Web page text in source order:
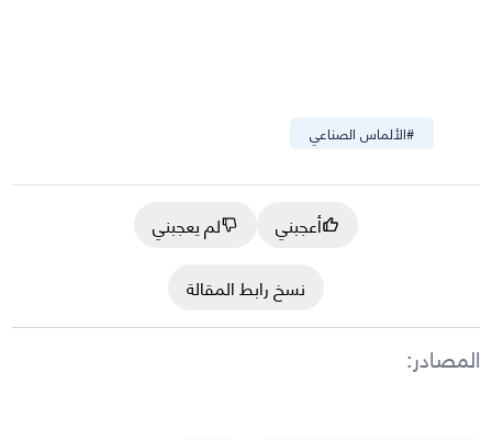
#الألماس الصناعي
أعجبني
لم يعجبني
نسخ رابط المقالة
المصادر: